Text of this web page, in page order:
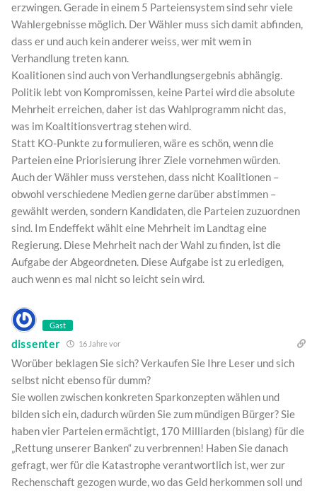
erzwingen. Gerade in einem 5 Parteiensystem sind sehr viele
Wahlergebnisse möglich. Der Wähler muss sich damit abfinden,
dass er und auch kein anderer weiss, wer mit wem in
Verhandlung treten kann.
Koalitionen sind auch von Verhandlungsergebnis abhängig.
Politik lebt von Kompromissen, keine Partei wird die absolute
Mehrheit erreichen, daher ist das Wahlprogramm nicht das,
was im Koaltitionsvertrag stehen wird.
Statt KO-Punkte zu formulieren, wäre es schön, wenn die
Parteien eine Priorisierung ihrer Ziele vornehmen würden.
Auch der Wähler muss verstehen, dass nicht Koalitionen –
obwohl verschiedene Medien gerne darüber abstimmen –
gewählt werden, sondern Kandidaten, die Parteien zuzuordnen
sind. Im Endeffekt wählt eine Mehrheit im Landtag eine
Regierung. Diese Mehrheit nach der Wahl zu finden, ist die
Aufgabe der Abgeordneten. Diese Aufgabe ist zu erledigen,
auch wenn es mal nicht so leicht sein wird.
Gast
dissenter 16 Jahre vor
Worüber beklagen Sie sich? Verkaufen Sie Ihre Leser und sich
selbst nicht ebenso für dumm?
Sie wollen zwischen konkreten Sparkonzepten wählen und
bilden sich ein, dadurch würden Sie zum mündigen Bürger? Sie
haben vier Parteien ermächtigt, 170 Milliarden (bislang) für die
„Rettung unserer Banken“ zu verbrennen! Haben Sie danach
gefragt, wer für die Katastrophe verantwortlich ist, wer zur
Rechenschaft gezogen wurde, wo das Geld herkommen soll und